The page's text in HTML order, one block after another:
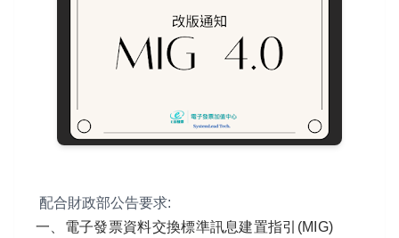
配合財政部公告要求:
一、電子發票資料交換標準訊息建置指引(MIG)